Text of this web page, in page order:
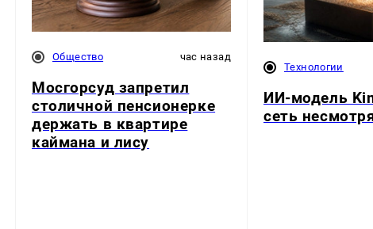
Общество час назад
Мосгорсуд запретил
столичной пенсионерке
держать в квартире
каймана и лису
Технологии
ИИ-модель
сеть